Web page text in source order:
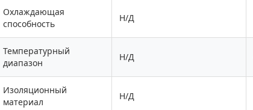
Охлаждающая
способность
Н/Д
Температурный
диапазон
Н/Д
Изоляционный
материал
Н/Д